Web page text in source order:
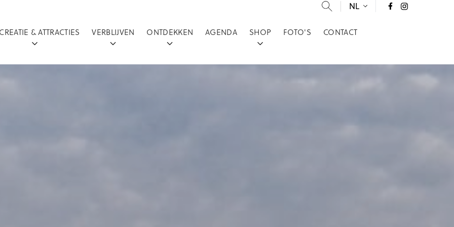
& ATTRACTIES VERBLIJVEN ONTDEKKEN AGENDA SHOP FOTO'S CONTACT
NL